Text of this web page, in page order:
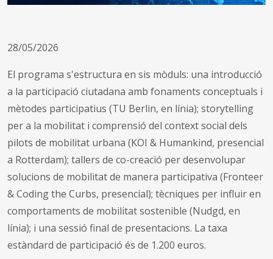
28/05/2026
El programa s'estructura en sis mòduls: una introducció
a la participació ciutadana amb fonaments conceptuals i
mètodes participatius (TU Berlin, en línia); storytelling
per a la mobilitat i comprensió del context social dels
pilots de mobilitat urbana (KOI & Humankind, presencial
a Rotterdam); tallers de co-creació per desenvolupar
solucions de mobilitat de manera participativa (Fronteer
& Coding the Curbs, presencial); tècniques per influir en
comportaments de mobilitat sostenible (Nudgd, en
línia); i una sessió final de presentacions. La taxa
estàndard de participació és de 1.200 euros.